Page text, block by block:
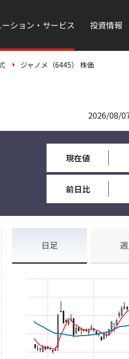
ーション・サービス 投資情報
ジャノメ（6445） 株価
2026/08/
現在値
前日比
日足